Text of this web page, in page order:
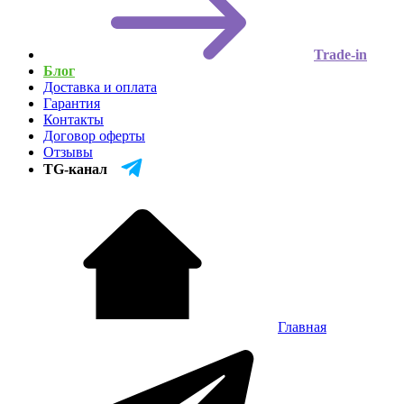
Trade-in
Блог
Доставка и оплата
Гарантия
Контакты
Договор оферты
Отзывы
TG-канал
Главная